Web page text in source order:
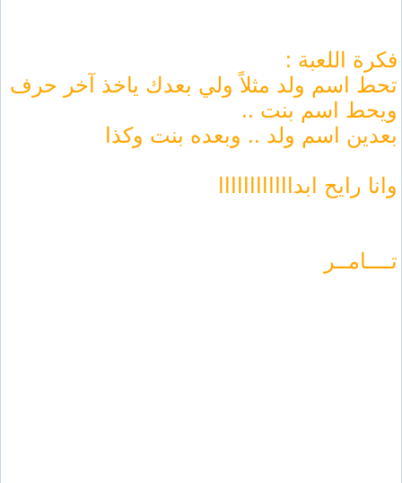
فكرة اللعبة :
تحط اسم ولد مثلاً ولي بعدك ياخذ آخر حرف
ويحط اسم بنت ..
بعدين اسم ولد .. وبعده بنت وكذا
وانا رايح ابداااااااااااا
تــــامــر